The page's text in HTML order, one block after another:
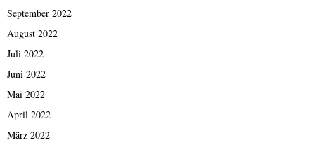
September 2022
August 2022
Juli 2022
Juni 2022
Mai 2022
April 2022
März 2022